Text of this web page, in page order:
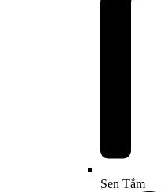
Sen Tắm